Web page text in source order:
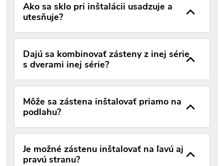
Ako sa sklo pri inštalácii usadzuje a
utesňuje?
Dajú sa kombinovať zásteny z inej série
s dverami inej série?
Môže sa zástena inštalovať priamo na
podlahu?
Je možné zástenu inštalovať na ľavú aj
pravú stranu?